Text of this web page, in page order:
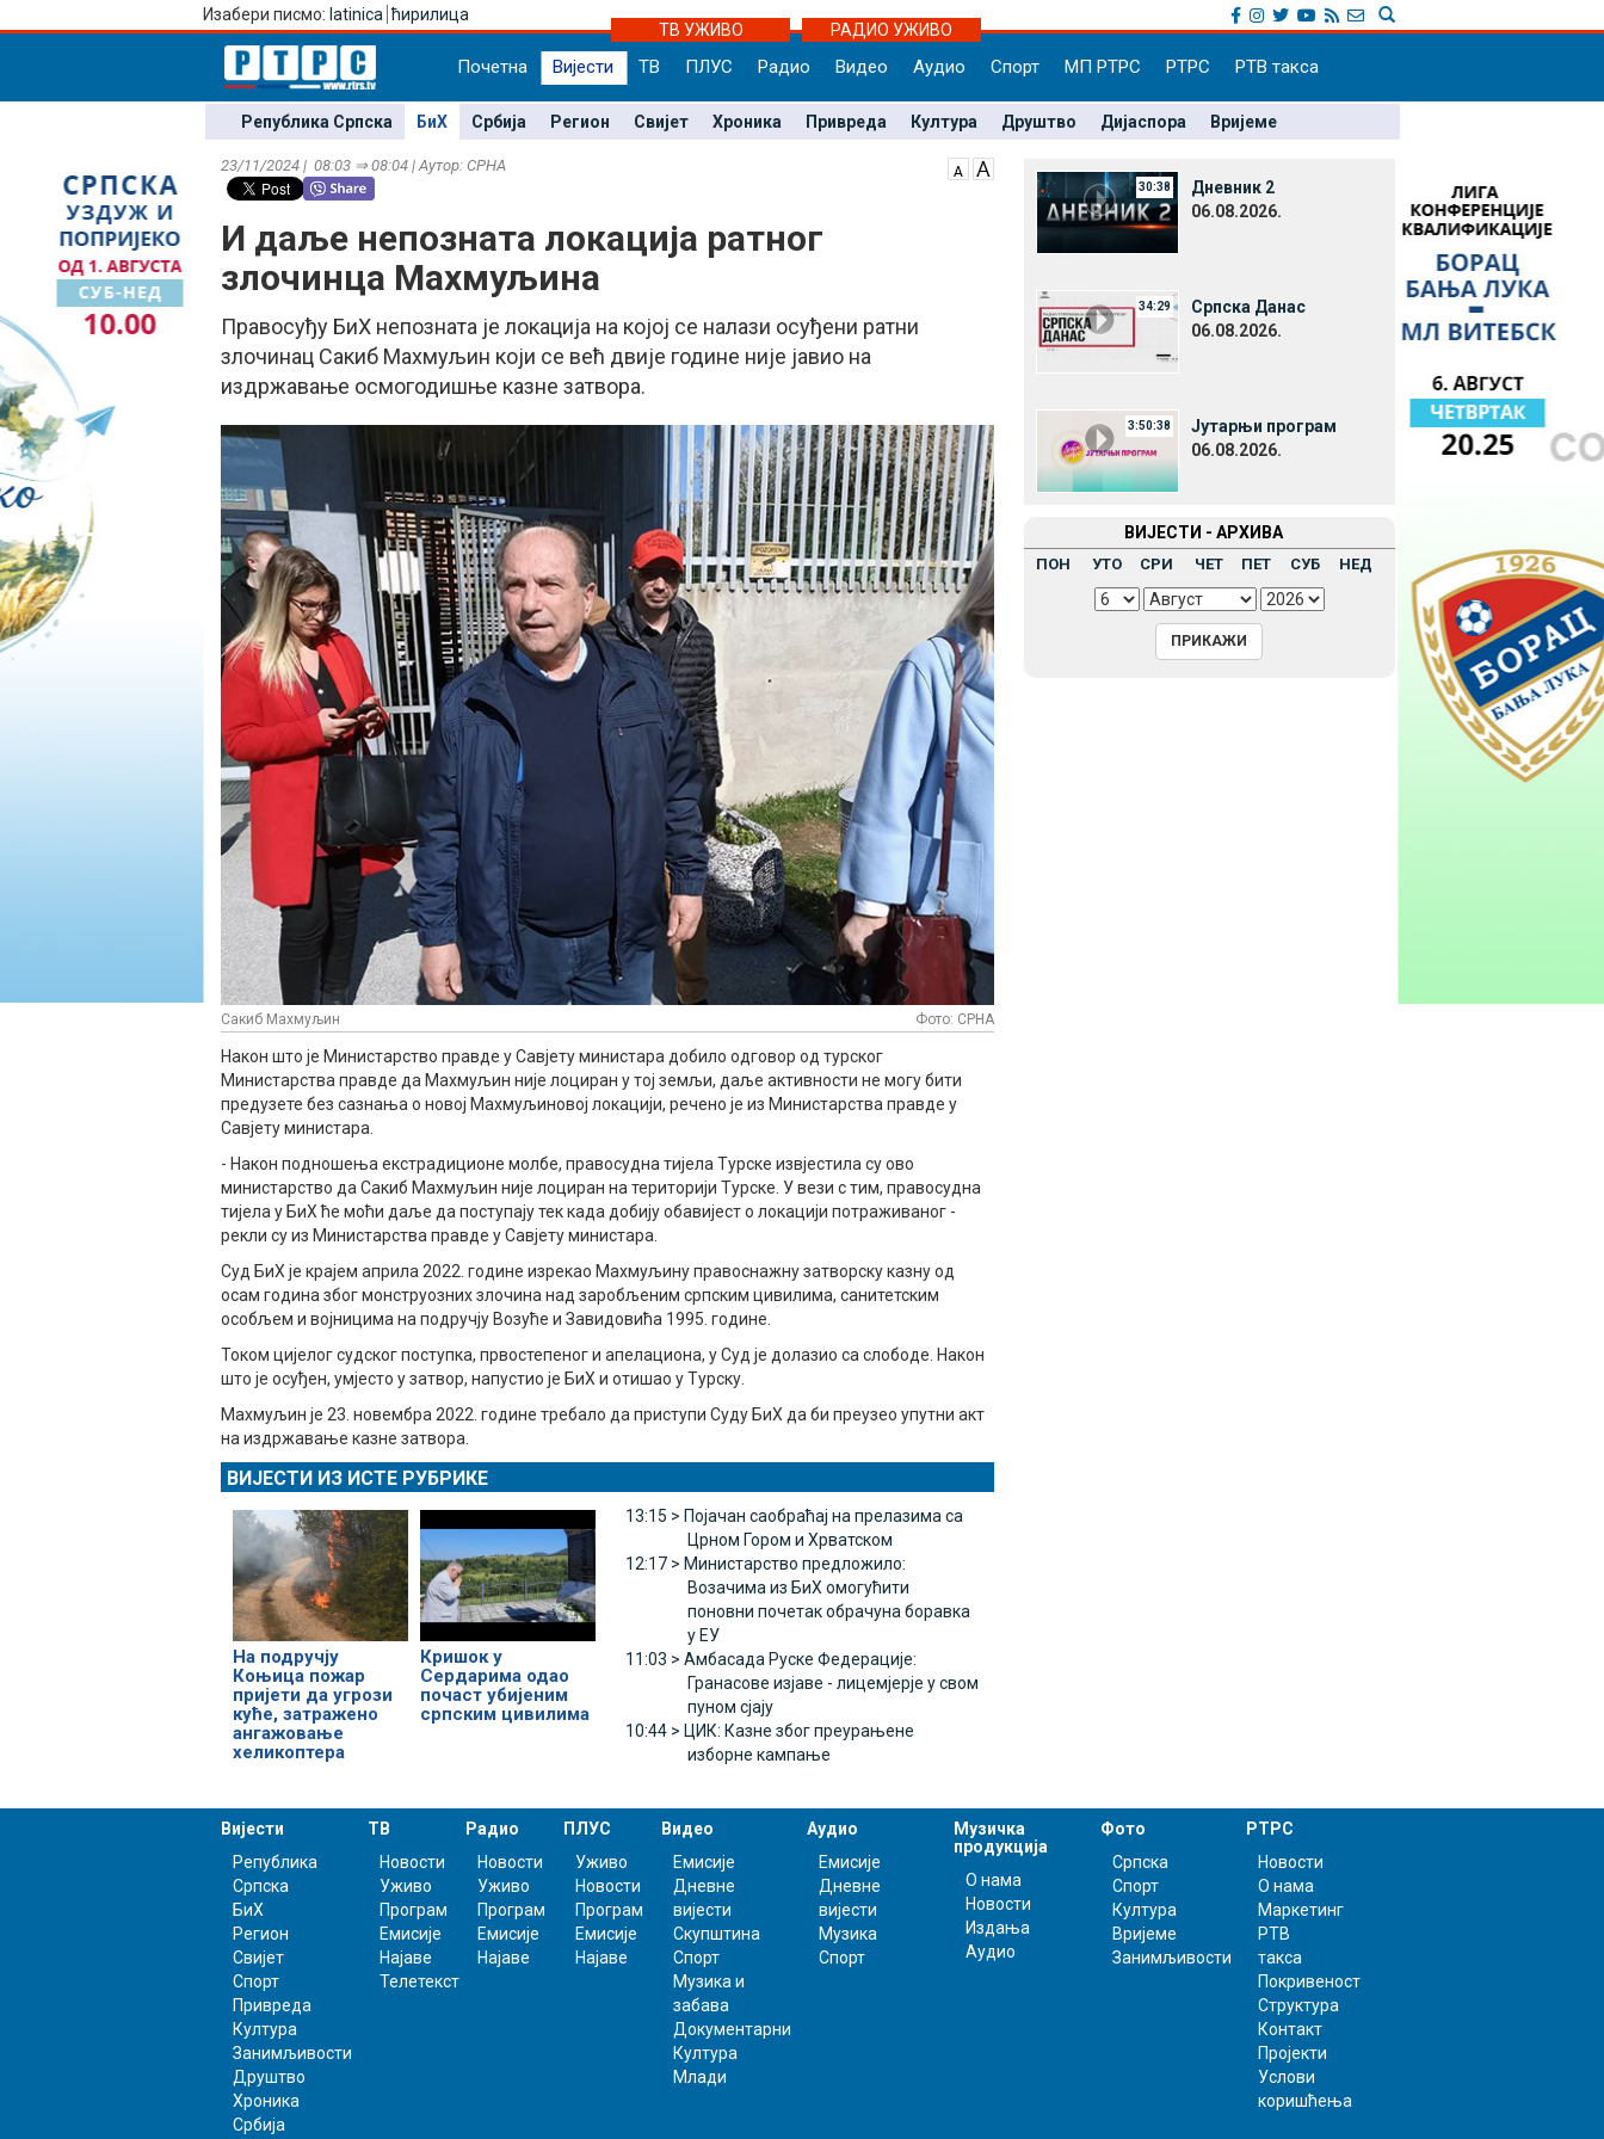
Изабери писмо: latinica ћирилица
ТВ УЖИВО
РАДИО УЖИВО
Почетна Вијести ТВ ПЛУС Радио Видео Аудио Спорт МП РТРС РТРС РТВ такса
Република Српска БиХ Србија Регион Свијет Хроника Привреда Култура Друштво Дијаспора Вријеме
23/11/2024 | 08:03 ⇒ 08:04 | Аутор: СРНА
И даље непозната локација ратног
злочинца Махмуљина
Правосуђу БиХ непозната је локација на којој се налази осуђени ратни
злочинац Сакиб Махмуљин који се већ двије године није јавио на
издржавање осмогодишње казне затвора.
Сакиб Махмуљин Фото: СРНА
Након што је Министарство правде у Савјету министара добило одговор од турског
Министарства правде да Махмуљин није лоциран у тој земљи, даље активности не могу бити
предузете без сазнања о новој Махмуљиновој локацији, речено је из Министарства правде у
Савјету министара.
- Након подношења екстрадиционе молбе, правосудна тијела Турске извјестила су ово
министарство да Сакиб Махмуљин није лоциран на територији Турске. У вези с тим, правосудна
тијела у БиХ ће моћи даље да поступају тек када добију обавијест о локацији потраживаног -
рекли су из Министарства правде у Савјету министара.
Суд БиХ је крајем априла 2022. године изрекао Махмуљину правоснажну затворску казну од
осам година због монструозних злочина над заробљеним српским цивилима, санитетским
особљем и војницима на подручју Возуће и Завидовића 1995. године.
Током цијелог судског поступка, првостепеног и апелациона, у Суд је долазио са слободе. Након
што је осуђен, умјесто у затвор, напустио је БиХ и отишао у Турску.
Махмуљин је 23. новембра 2022. године требало да приступи Суду БиХ да би преузео упутни акт
на издржавање казне затвора.
ВИЈЕСТИ ИЗ ИСТЕ РУБРИКЕ
На подручју
Коњица пожар
пријети да угрози
куће, затражено
ангажовање
хеликоптера
Кришок у
Сердарима одао
почаст убијеним
српским цивилима
13:15 > Појачан саобраћај на прелазима са
Црном Гором и Хрватском
12:17 > Министарство предложило:
Возачима из БиХ омогућити
поновни почетак обрачуна боравка
у ЕУ
11:03 > Амбасада Руске Федерације:
Гранасове изјаве - лицемјерје у свом
пуном сјају
10:44 > ЦИК: Казне због преурањене
изборне кампање
30:38
Дневник 2
06.08.2026.
34:29
Српска Данас
06.08.2026.
3:50:38
Јутарњи програм
06.08.2026.
ВИЈЕСТИ - АРХИВА
ПОН УТО СРИ ЧЕТ ПЕТ СУБ НЕД
Вијести
Република
Српска
БиХ
Регион
Свијет
Спорт
Привреда
Култура
Занимљивости
Друштво
Хроника
Србија
ТВ
Новости
Уживо
Програм
Емисије
Најаве
Телетекст
Радио
Новости
Уживо
Програм
Емисије
Најаве
ПЛУС
Уживо
Новости
Програм
Емисије
Најаве
Видео
Емисије
Дневне
вијести
Скупштина
Спорт
Музика и
забава
Документарни
Култура
Млади
Аудио
Емисије
Дневне
вијести
Музика
Спорт
Музичка
продукција
О нама
Новости
Издања
Аудио
Фото
Српска
Спорт
Култура
Вријеме
Занимљивости
РТРС
Новости
О нама
Маркетинг
РТВ
такса
Покривеност
Структура
Контакт
Пројекти
Услови
коришћења